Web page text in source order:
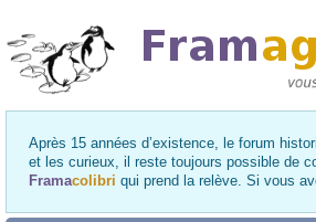
Après 15 années d’existence, le forum
et les curieux, il reste toujours possible de
Framacolibri qui prend la relève. Si vous